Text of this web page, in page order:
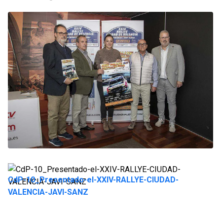
CdP-10_Presentado-el-XXIV-RALLYE-CIUDAD-
VALENCIA-JAVI-SANZ